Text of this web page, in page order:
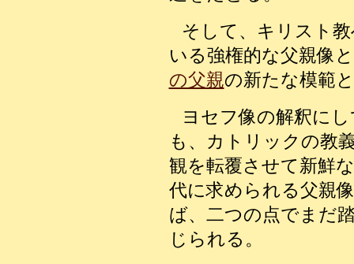
そして、キリスト
いる強権的な父親像
の父親の新たな模範
ヨセフ像の解釈に
も、カトリックの教
観を転覆させて新鮮
代に求められる父親
ば、二つの点でまだ
じられる。